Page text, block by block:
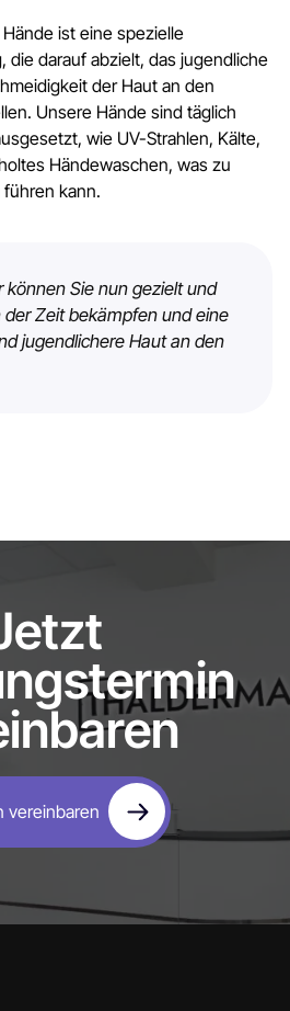
ist eine spezielle
die darauf abzielt, das jugendliche
der Haut an den
Unsere Hände sind täglich
wie UV-Strahlen, Kälte,
Händewaschen, was zu
kann.
Sie nun gezielt und
Zeit bekämpfen und eine
jugendlichere Haut an den
vereinbaren